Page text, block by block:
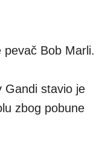
Bob Marli.
Gandi stavio je
zbog pobune